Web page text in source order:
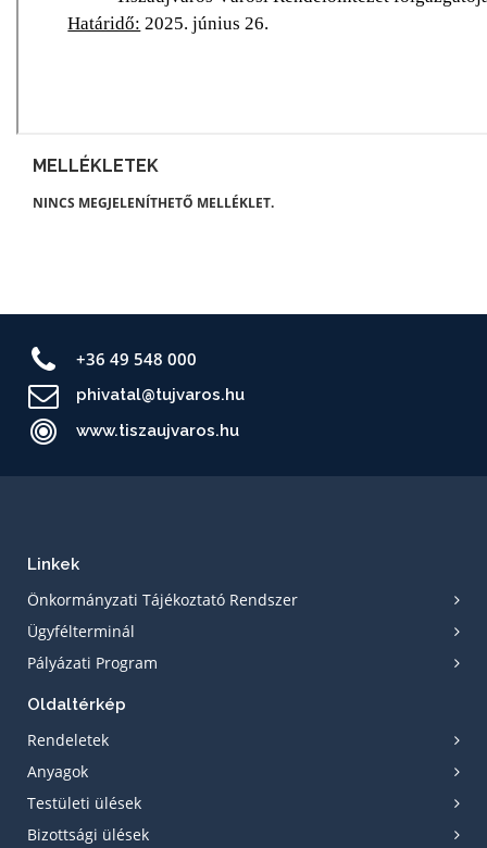
MELLÉKLETEK
NINCS MEGJELENÍTHETŐ MELLÉKLET.
+36 49 548 000
phivatal@tujvaros.hu
www.tiszaujvaros.hu
Linkek
Önkormányzati Tájékoztató Rendszer
Ügyfélterminál
Pályázati Program
Oldaltérkép
Rendeletek
Anyagok
Testületi ülések
Bizottsági ülések